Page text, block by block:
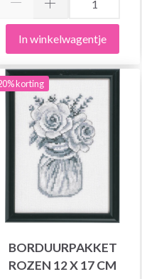
In winkelwagentje
korting
BORDUURPAKKET
ROZEN 12 X 17 CM